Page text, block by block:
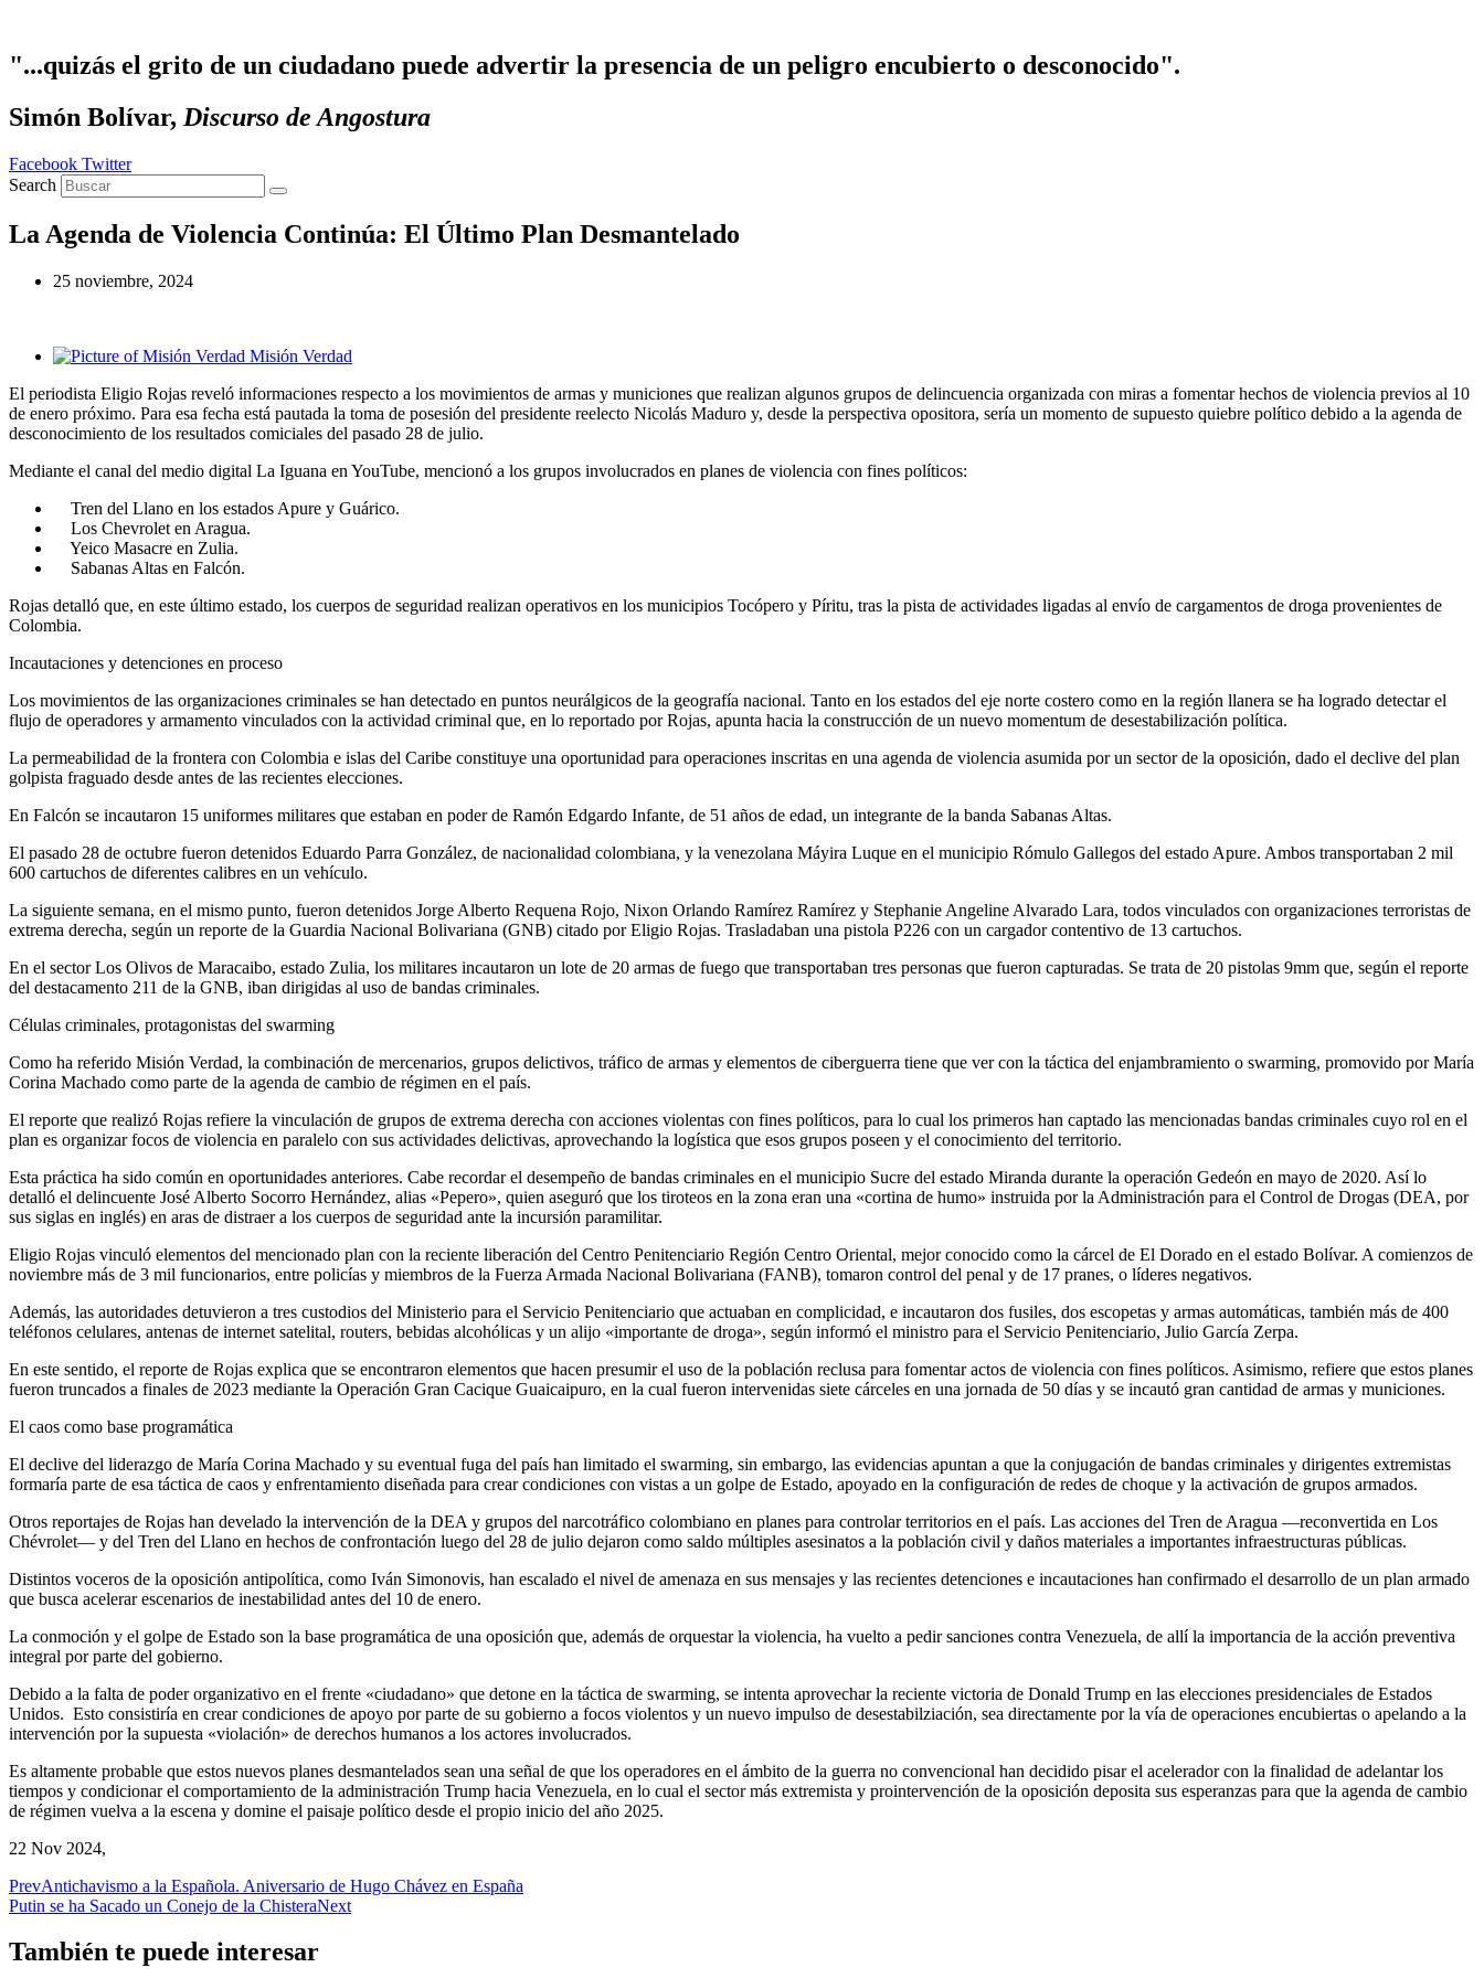
contenido
"...quizás el grito de un ciudadano puede advertir la presencia de un peligro encubierto o desconocido".
Simón Bolívar, Discurso de Angostura
Facebook Twitter
Search
La Agenda de Violencia Continúa: El Último Plan Desmantelado
25 noviembre, 2024
Misión Verdad
El periodista Eligio Rojas reveló informaciones respecto a los movimientos de armas y municiones que realizan algunos grupos de delincuencia organizada con miras a fomentar hechos de violencia previos al 10
de enero próximo. Para esa fecha está pautada la toma de posesión del presidente reelecto Nicolás Maduro y, desde la perspectiva opositora, sería un momento de supuesto quiebre político debido a la agenda de
desconocimiento de los resultados comiciales del pasado 28 de julio.
Mediante el canal del medio digital La Iguana en YouTube, mencionó a los grupos involucrados en planes de violencia con fines políticos:
Tren del Llano en los estados Apure y Guárico.
Los Chevrolet en Aragua.
Yeico Masacre en Zulia.
Sabanas Altas en Falcón.
Rojas detalló que, en este último estado, los cuerpos de seguridad realizan operativos en los municipios Tocópero y Píritu, tras la pista de actividades ligadas al envío de cargamentos de droga provenientes de
Colombia.
Incautaciones y detenciones en proceso
Los movimientos de las organizaciones criminales se han detectado en puntos neurálgicos de la geografía nacional. Tanto en los estados del eje norte costero como en la región llanera se ha logrado detectar el
flujo de operadores y armamento vinculados con la actividad criminal que, en lo reportado por Rojas, apunta hacia la construcción de un nuevo momentum de desestabilización política.
La permeabilidad de la frontera con Colombia e islas del Caribe constituye una oportunidad para operaciones inscritas en una agenda de violencia asumida por un sector de la oposición, dado el declive del plan
golpista fraguado desde antes de las recientes elecciones.
En Falcón se incautaron 15 uniformes militares que estaban en poder de Ramón Edgardo Infante, de 51 años de edad, un integrante de la banda Sabanas Altas.
El pasado 28 de octubre fueron detenidos Eduardo Parra González, de nacionalidad colombiana, y la venezolana Máyira Luque en el municipio Rómulo Gallegos del estado Apure. Ambos transportaban 2 mil
600 cartuchos de diferentes calibres en un vehículo.
La siguiente semana, en el mismo punto, fueron detenidos Jorge Alberto Requena Rojo, Nixon Orlando Ramírez Ramírez y Stephanie Angeline Alvarado Lara, todos vinculados con organizaciones terroristas de
extrema derecha, según un reporte de la Guardia Nacional Bolivariana (GNB) citado por Eligio Rojas. Trasladaban una pistola P226 con un cargador contentivo de 13 cartuchos.
En el sector Los Olivos de Maracaibo, estado Zulia, los militares incautaron un lote de 20 armas de fuego que transportaban tres personas que fueron capturadas. Se trata de 20 pistolas 9mm que, según el reporte
del destacamento 211 de la GNB, iban dirigidas al uso de bandas criminales.
Células criminales, protagonistas del swarming
Como ha referido Misión Verdad, la combinación de mercenarios, grupos delictivos, tráfico de armas y elementos de ciberguerra tiene que ver con la táctica del enjambramiento o swarming, promovido por María
Corina Machado como parte de la agenda de cambio de régimen en el país.
El reporte que realizó Rojas refiere la vinculación de grupos de extrema derecha con acciones violentas con fines políticos, para lo cual los primeros han captado las mencionadas bandas criminales cuyo rol en el
plan es organizar focos de violencia en paralelo con sus actividades delictivas, aprovechando la logística que esos grupos poseen y el conocimiento del territorio.
Esta práctica ha sido común en oportunidades anteriores. Cabe recordar el desempeño de bandas criminales en el municipio Sucre del estado Miranda durante la operación Gedeón en mayo de 2020. Así lo
detalló el delincuente José Alberto Socorro Hernández, alias «Pepero», quien aseguró que los tiroteos en la zona eran una «cortina de humo» instruida por la Administración para el Control de Drogas (DEA, por
sus siglas en inglés) en aras de distraer a los cuerpos de seguridad ante la incursión paramilitar.
Eligio Rojas vinculó elementos del mencionado plan con la reciente liberación del Centro Penitenciario Región Centro Oriental, mejor conocido como la cárcel de El Dorado en el estado Bolívar. A comienzos de
noviembre más de 3 mil funcionarios, entre policías y miembros de la Fuerza Armada Nacional Bolivariana (FANB), tomaron control del penal y de 17 pranes, o líderes negativos.
Además, las autoridades detuvieron a tres custodios del Ministerio para el Servicio Penitenciario que actuaban en complicidad, e incautaron dos fusiles, dos escopetas y armas automáticas, también más de 400
teléfonos celulares, antenas de internet satelital, routers, bebidas alcohólicas y un alijo «importante de droga», según informó el ministro para el Servicio Penitenciario, Julio García Zerpa.
En este sentido, el reporte de Rojas explica que se encontraron elementos que hacen presumir el uso de la población reclusa para fomentar actos de violencia con fines políticos. Asimismo, refiere que estos planes
fueron truncados a finales de 2023 mediante la Operación Gran Cacique Guaicaipuro, en la cual fueron intervenidas siete cárceles en una jornada de 50 días y se incautó gran cantidad de armas y municiones.
El caos como base programática
El declive del liderazgo de María Corina Machado y su eventual fuga del país han limitado el swarming, sin embargo, las evidencias apuntan a que la conjugación de bandas criminales y dirigentes extremistas
formaría parte de esa táctica de caos y enfrentamiento diseñada para crear condiciones con vistas a un golpe de Estado, apoyado en la configuración de redes de choque y la activación de grupos armados.
Otros reportajes de Rojas han develado la intervención de la DEA y grupos del narcotráfico colombiano en planes para controlar territorios en el país. Las acciones del Tren de Aragua —reconvertida en Los
Chévrolet— y del Tren del Llano en hechos de confrontación luego del 28 de julio dejaron como saldo múltiples asesinatos a la población civil y daños materiales a importantes infraestructuras públicas.
Distintos voceros de la oposición antipolítica, como Iván Simonovis, han escalado el nivel de amenaza en sus mensajes y las recientes detenciones e incautaciones han confirmado el desarrollo de un plan armado
que busca acelerar escenarios de inestabilidad antes del 10 de enero.
La conmoción y el golpe de Estado son la base programática de una oposición que, además de orquestar la violencia, ha vuelto a pedir sanciones contra Venezuela, de allí la importancia de la acción preventiva
integral por parte del gobierno.
Debido a la falta de poder organizativo en el frente «ciudadano» que detone en la táctica de swarming, se intenta aprovechar la reciente victoria de Donald Trump en las elecciones presidenciales de Estados
Unidos. Esto consistiría en crear condiciones de apoyo por parte de su gobierno a focos violentos y un nuevo impulso de desestabilziación, sea directamente por la vía de operaciones encubiertas o apelando a la
intervención por la supuesta «violación» de derechos humanos a los actores involucrados.
Es altamente probable que estos nuevos planes desmantelados sean una señal de que los operadores en el ámbito de la guerra no convencional han decidido pisar el acelerador con la finalidad de adelantar los
tiempos y condicionar el comportamiento de la administración Trump hacia Venezuela, en lo cual el sector más extremista y prointervención de la oposición deposita sus esperanzas para que la agenda de cambio
de régimen vuelva a la escena y domine el paisaje político desde el propio inicio del año 2025.
22 Nov 2024,
PrevAntichavismo a la Española. Aniversario de Hugo Chávez en España
Putin se ha Sacado un Conejo de la ChisteraNext
También te puede interesar